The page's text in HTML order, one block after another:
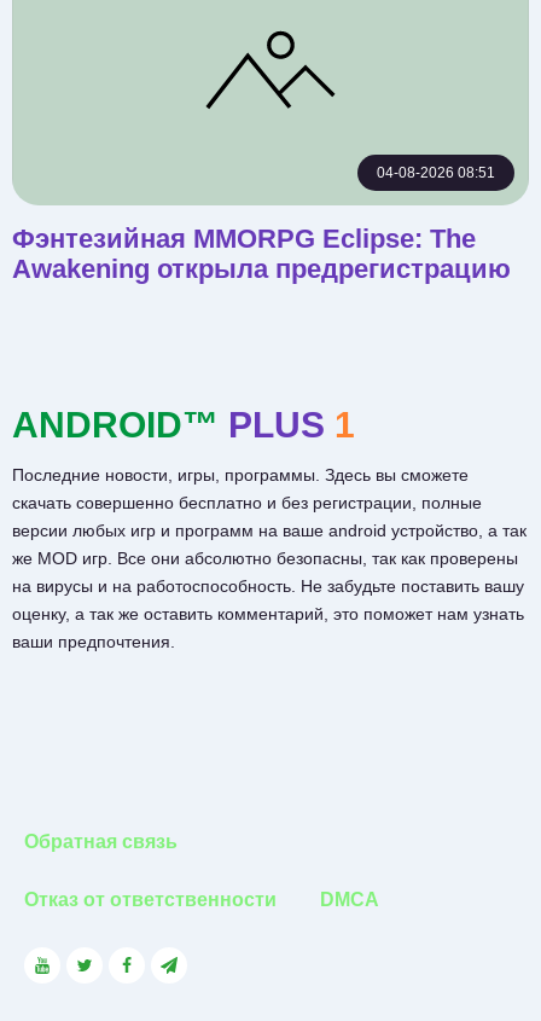
04-08-2026 08:51
Фэнтезийная MMORPG Eclipse: The
Awakening открыла предрегистрацию
ANDROID™ PLUS 1
Последние новости, игры, программы. Здесь вы сможете
скачать совершенно бесплатно и без регистрации, полные
версии любых игр и программ на ваше android устройство, а так
же MOD игр. Все они абсолютно безопасны, так как проверены
на вирусы и на работоспособность. Не забудьте поставить вашу
оценку, а так же оставить комментарий, это поможет нам узнать
ваши предпочтения.
Обратная связь
Отказ от ответственности DMCA